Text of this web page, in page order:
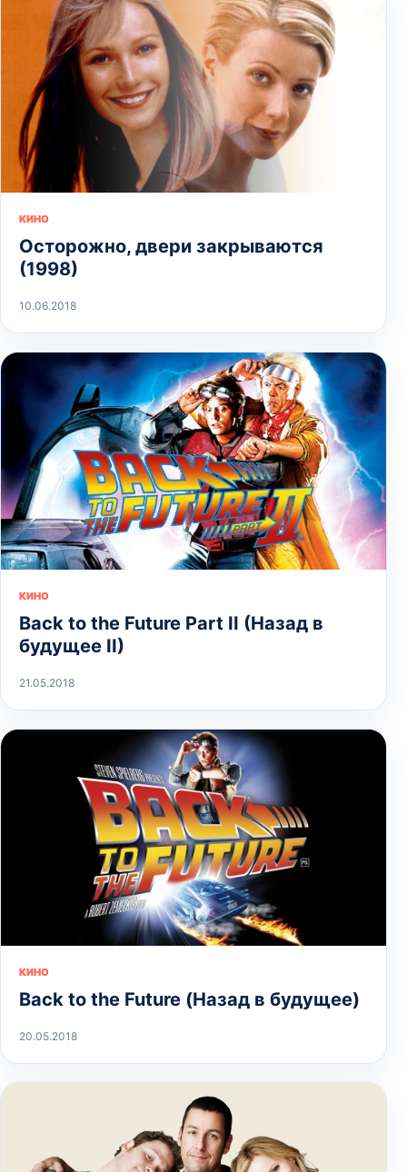
КИНО
Осторожно, двери закрываются
(1998)
10.06.2018
КИНО
Back to the Future Part II (Назад в
будущее II)
21.05.2018
КИНО
Back to the Future (Назад в будущее)
20.05.2018